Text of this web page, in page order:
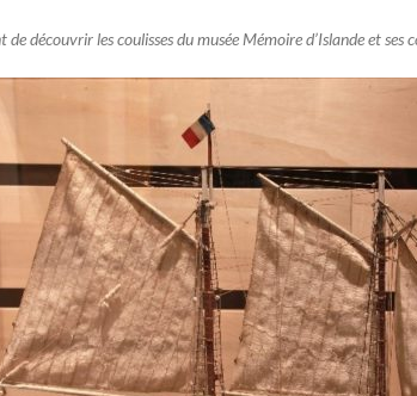
découvrir les coulisses du musée Mémoire d’Islande et